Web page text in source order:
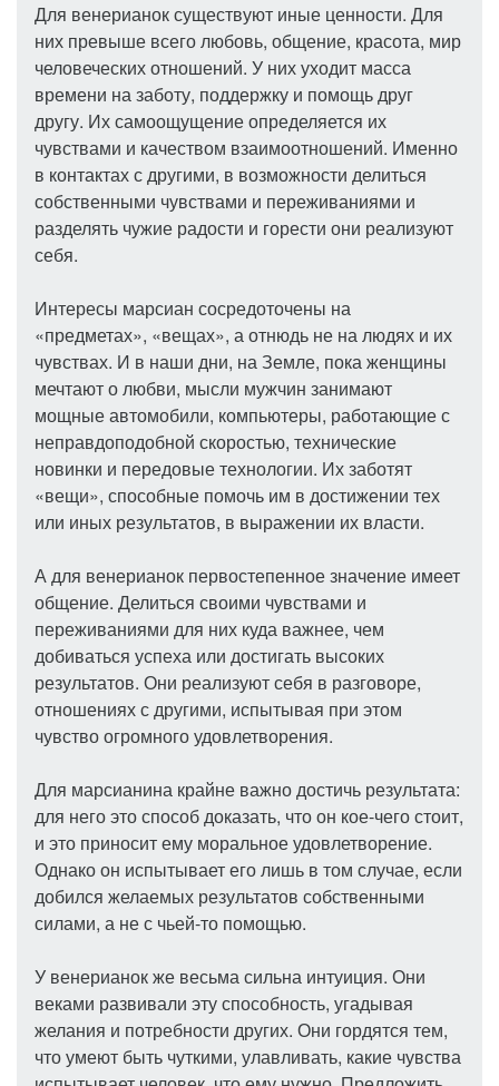
Для венерианок существуют иные ценности. Для
них превыше всего любовь, общение, красота, мир
человеческих отношений. У них уходит масса
времени на заботу, поддержку и помощь друг
другу. Их самоощущение определяется их
чувствами и качеством взаимоотношений. Именно
в контактах с другими, в возможности делиться
собственными чувствами и переживаниями и
разделять чужие радости и горести они реализуют
себя.
Интересы марсиан сосредоточены на
«предметах», «вещах», а отнюдь не на людях и их
чувствах. И в наши дни, на Земле, пока женщины
мечтают о любви, мысли мужчин занимают
мощные автомобили, компьютеры, работающие с
неправдоподобной скоростью, технические
новинки и передовые технологии. Их заботят
«вещи», способные помочь им в достижении тех
или иных результатов, в выражении их власти.
А для венерианок первостепенное значение имеет
общение. Делиться своими чувствами и
переживаниями для них куда важнее, чем
добиваться успеха или достигать высоких
результатов. Они реализуют себя в разговоре,
отношениях с другими, испытывая при этом
чувство огромного удовлетворения.
Для марсианина крайне важно достичь результата:
для него это способ доказать, что он кое-чего стоит,
и это приносит ему моральное удовлетворение.
Однако он испытывает его лишь в том случае, если
добился желаемых результатов собственными
силами, а не с чьей-то помощью.
У венерианок же весьма сильна интуиция. Они
веками развивали эту способность, угадывая
желания и потребности других. Они гордятся тем,
что умеют быть чуткими, улавливать, какие чувства